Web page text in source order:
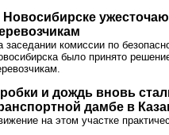
Новосибирске
заседании комиссии по
было принято
и дождь вновь
дамбе в
на этом участке